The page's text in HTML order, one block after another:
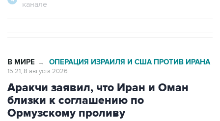
канале
В МИРЕ → ОПЕРАЦИЯ ИЗРАИЛЯ И США ПРОТИВ ИРАНА
15:21, 8 августа 2026
Аракчи заявил, что Иран и Оман
близки к соглашению по
Ормузскому проливу